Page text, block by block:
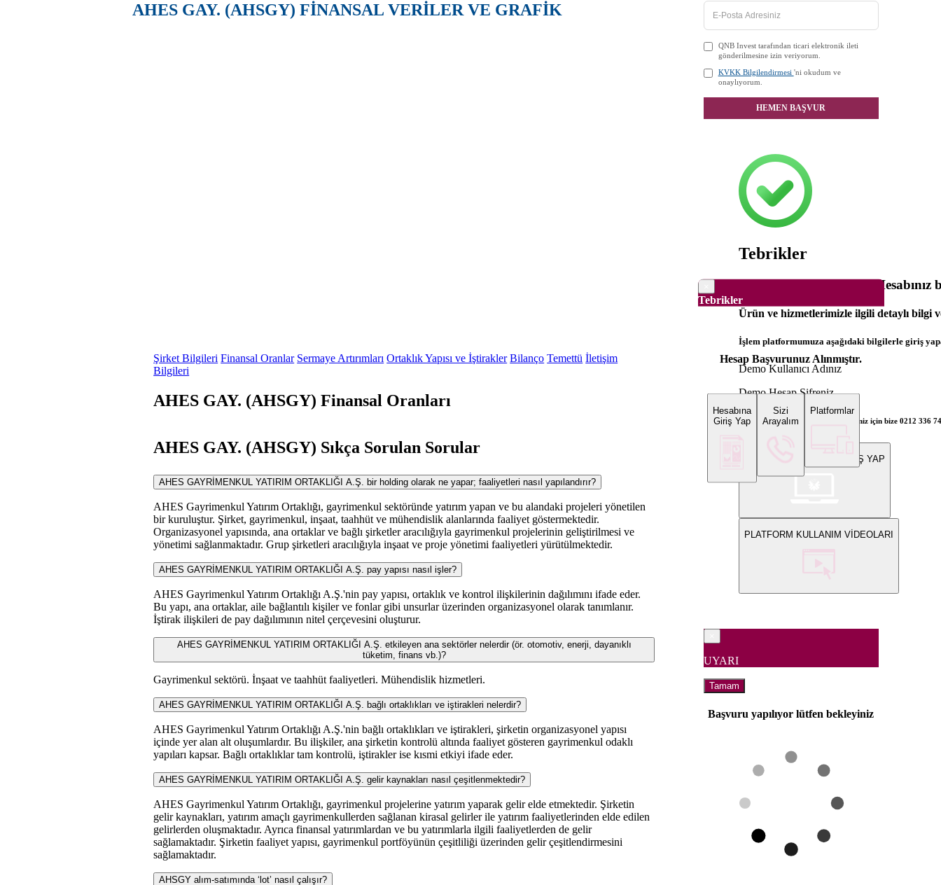
AHES GAY. (AHSGY) FİNANSAL VERİLER VE GRAFİK
Şirket Bilgileri Finansal Oranlar Sermaye Artırımları Ortaklık Yapısı ve İştirakler Bilanço Temettü İletişim
Bilgileri
AHES GAY. (AHSGY) Finansal Oranları
AHES GAY. (AHSGY) Sıkça Sorulan Sorular
AHES GAYRİMENKUL YATIRIM ORTAKLIĞI A.Ş. bir holding olarak ne yapar; faaliyetleri nasıl yapılandırır?
AHES Gayrimenkul Yatırım Ortaklığı, gayrimenkul sektöründe yatırım yapan ve bu alandaki projeleri yönetilen
bir kuruluştur. Şirket, gayrimenkul, inşaat, taahhüt ve mühendislik alanlarında faaliyet göstermektedir.
Organizasyonel yapısında, ana ortaklar ve bağlı şirketler aracılığıyla gayrimenkul projelerinin geliştirilmesi ve
yönetimi sağlanmaktadır. Grup şirketleri aracılığıyla inşaat ve proje yönetimi faaliyetleri yürütülmektedir.
AHES GAYRİMENKUL YATIRIM ORTAKLIĞI A.Ş. pay yapısı nasıl işler?
AHES Gayrimenkul Yatırım Ortaklığı A.Ş.'nin pay yapısı, ortaklık ve kontrol ilişkilerinin dağılımını ifade eder.
Bu yapı, ana ortaklar, aile bağlantılı kişiler ve fonlar gibi unsurlar üzerinden organizasyonel olarak tanımlanır.
İştirak ilişkileri de pay dağılımının nitel çerçevesini oluşturur.
AHES GAYRİMENKUL YATIRIM ORTAKLIĞI A.Ş. etkileyen ana sektörler nelerdir (ör. otomotiv, enerji, dayanıklı
tüketim, finans vb.)?
Gayrimenkul sektörü. İnşaat ve taahhüt faaliyetleri. Mühendislik hizmetleri.
AHES GAYRİMENKUL YATIRIM ORTAKLIĞI A.Ş. bağlı ortaklıkları ve iştirakleri nelerdir?
AHES Gayrimenkul Yatırım Ortaklığı A.Ş.'nin bağlı ortaklıkları ve iştirakleri, şirketin organizasyonel yapısı
içinde yer alan alt oluşumlardır. Bu ilişkiler, ana şirketin kontrolü altında faaliyet gösteren gayrimenkul odaklı
yapıları kapsar. Bağlı ortaklıklar tam kontrolü, iştirakler ise kısmi etkiyi ifade eder.
AHES GAYRİMENKUL YATIRIM ORTAKLIĞI A.Ş. gelir kaynakları nasıl çeşitlenmektedir?
AHES Gayrimenkul Yatırım Ortaklığı, gayrimenkul projelerine yatırım yaparak gelir elde etmektedir. Şirketin
gelir kaynakları, yatırım amaçlı gayrimenkullerden sağlanan kirasal gelirler ile yatırım faaliyetlerinden elde edilen
gelirlerden oluşmaktadır. Ayrıca finansal yatırımlardan ve bu yatırımlarla ilgili faaliyetlerden de gelir
sağlamaktadır. Şirketin faaliyet yapısı, gayrimenkul portföyünün çeşitliliği üzerinden gelir çeşitlendirmesini
sağlamaktadır.
AHSGY alım-satımında ‘lot’ nasıl çalışır?
QNB Invest tarafından ticari elektronik ileti
gönderilmesine izin veriyorum.
KVKK Bilgilendirmesi 'ni okudum ve
onaylıyorum.
HEMEN BAŞVUR
Tebrikler
Hesap Başvurunuz Alınmıştır.
Hesabına
Giriş Yap
Sizi
Arayalım
Platformlar
Tebrikler
Dünya Borsaları Demo
Ürün ve hizmetlerimizle ilgili detaylı bilgi
İşlem platformumuza aşağıdaki bilgilerle giriş
Demo Kullanıcı Adınız
Demo Hesap Şifreniz
Bilgi ve gerçek hesap açılış talepleriniz için bize 0212 336
WEB PLATFORMUNA GİRİŞ YAP
PLATFORM KULLANIM VİDEOLARI
UYARI
Tamam
Başvuru yapılıyor lütfen bekleyiniz